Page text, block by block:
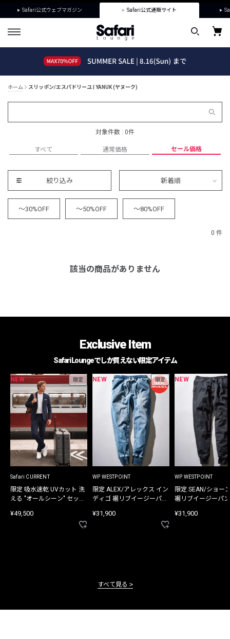
Safari公式ウェブマガジン Safari公式通販サイト
ホーム スリッポン/エスパドリーユ | YANUK (ヤヌーク)
対象件数 : 0件
すべて 通常価格 セール価格
絞り込み 新着順
～30%OFF ～50%OFF ～80%OFF
0 件
該当の商品がありません
Exclusive Item
Safari Loungeでしか買えない限定アイテム
NEW 限定
Safari CURRENT
限定 吸水速乾 UVカット 洗
える "オールシーン" セット
¥49,500
NEW 限定
WP WESTPOINT
限定 ALEX/アレックス イン
ディゴ 裾リブイージーパン
¥31,900
NEW
WP WESTPOINT
限定 SEAN/ショー
裾リブイージーパ
¥31,900
すべて見る